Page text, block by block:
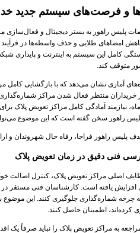
و فرصت‌های سیستم جدید
پلیس راهور به بستر دیجیتال و فعال‌سازی
امضاهای طلایی و حذف واسطه‌ها در
کامل این سیستم به اینترنت و پایداری
متوقف کند.
خریداران منتظر فعال شدن مراکز
راهور سخن گفته است که این موضوع
پلیس راهور فراجا، رفاه حال شهروندان و
فنی دقیق در زمان تعویض پلاک
اصلی مراکز تعویض پلاک، کنترل اصالت
افزایش یافته است. کارشناسان فنی مستقر در
چرخه شماره‌گذاری جلوگیری کنند. این
کرده‌اند، اطمینان حاصل کنند.
مراجعه به مراکز تعویض پلاک را نباید صرفاً یک